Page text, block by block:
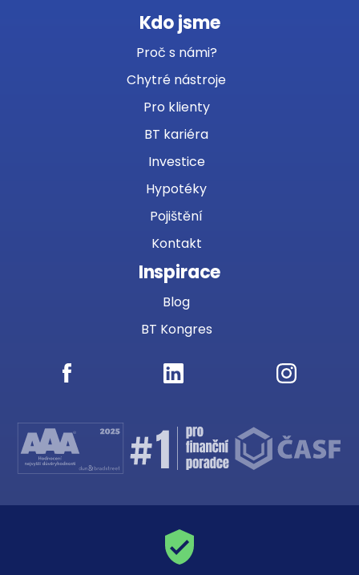
Kdo jsme
Proč s námi?
Chytré nástroje
Pro klienty
BT kariéra
Investice
Hypotéky
Pojištění
Kontakt
Inspirace
Blog
BT Kongres